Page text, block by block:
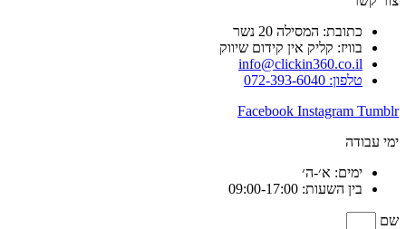
כתובת: המסילה 20 נשר
בוויז: קליק אין קידום שיווק
info@clickin360.co.il
טלפון: 072-393-6040
Facebook Instagram Tumblr
ימי עבודה
ימים: א׳-ה׳
בין השעות: 09:00-17:00
שם